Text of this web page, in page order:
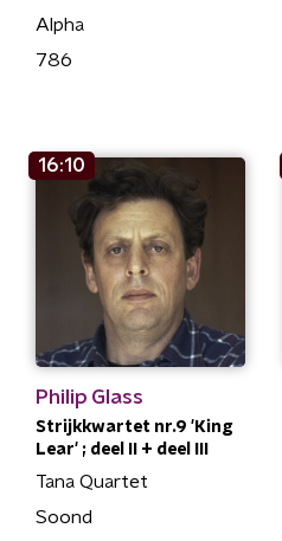
Alpha
786
16:10
Philip Glass
Strijkkwartet nr.9 'King
Lear' ; deel II + deel III
Tana Quartet
Soond